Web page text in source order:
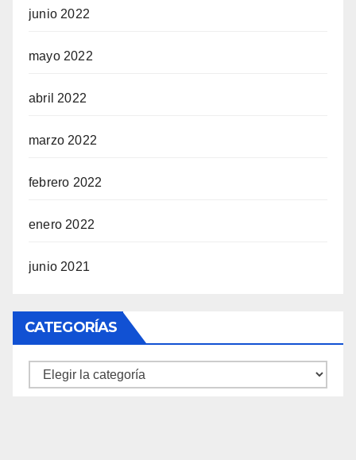
junio 2022
mayo 2022
abril 2022
marzo 2022
febrero 2022
enero 2022
junio 2021
CATEGORÍAS
Categorías